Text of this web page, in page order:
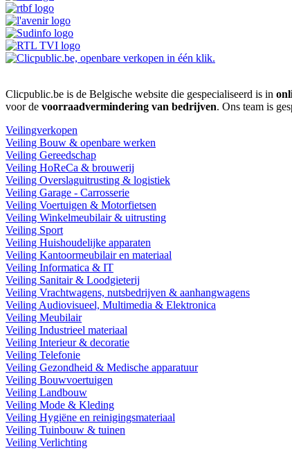
Clicpublic.be is de Belgische website die gespecialiseerd is in
voor de voorraadvermindering van bedrijven. Ons team is
Veilingverkopen
Veiling Bouw & openbare werken
Veiling Gereedschap
Veiling HoReCa & brouwerij
Veiling Overslaguitrusting & logistiek
Veiling Garage - Carrosserie
Veiling Voertuigen & Motorfietsen
Veiling Winkelmeubilair & uitrusting
Veiling Sport
Veiling Huishoudelijke apparaten
Veiling Kantoormeubilair en materiaal
Veiling Informatica & IT
Veiling Sanitair & Loodgieterij
Veiling Vrachtwagens, nutsbedrijven & aanhangwagens
Veiling Audiovisueel, Multimedia & Elektronica
Veiling Meubilair
Veiling Industrieel materiaal
Veiling Interieur & decoratie
Veiling Telefonie
Veiling Gezondheid & Medische apparatuur
Veiling Bouwvoertuigen
Veiling Landbouw
Veiling Mode & Kleding
Veiling Hygiëne en reinigingsmateriaal
Veiling Tuinbouw & tuinen
Veiling Verlichting